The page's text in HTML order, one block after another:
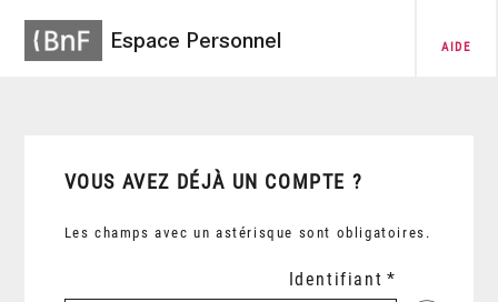
Espace Personnel AIDE
VOUS AVEZ DÉJÀ UN COMPTE ?
Les champs avec un astérisque sont obligatoires.
Identifiant